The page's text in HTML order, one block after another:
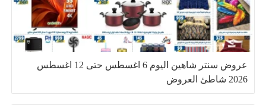
عروض سنتر شاهين اليوم 6 اغسطس حتى 12 اغسطس
2026 شاطئ العروض